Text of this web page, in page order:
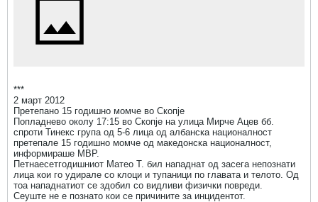
***
2 март 2012
Претепано 15 годишно момче во Скопје
Попладнево околу 17:15 во Скопје на улица Мирче Ацев бб.
спроти Тинекс група од 5-6 лица од албанска националност
претепале 15 годишно момче од македонска националност,
информираше МВР.
Петнаесетгодишниот Матео Т. бил нападнат од засега непознати
лица кои го удирале со клоци и тупаници по главата и телото. Од
тоа нападнатиот се здобил со видливи физички повреди.
Сеуште не е познато кои се причините за инцидентот.